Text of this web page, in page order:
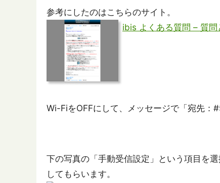
参考にしたのはこちらのサイト。
ibis よくある質問 – 質問
Wi-FiをOFFにして、メッセージで「宛先
下の写真の「手動受信設定」という項目を
してもらいます。